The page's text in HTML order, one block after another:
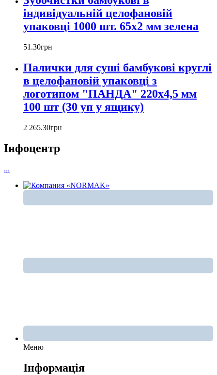
індивідуальній целофановій
упаковці 1000 шт. 65x2 мм зелена
51 .30грн
Палички для суші бамбукові круглі
в целофановій упаковці з
логотипом "ПАНДА" 220х4,5 мм
100 шт (30 уп у ящику)
2 265.30грн
Інфоцентр
...
Меню
Інформація